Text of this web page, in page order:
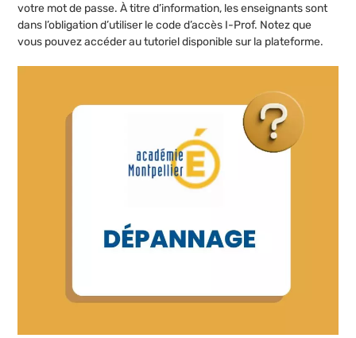
votre mot de passe. À titre d’information, les enseignants sont
dans l’obligation d’utiliser le code d’accès I-Prof. Notez que
vous pouvez accéder au tutoriel disponible sur la plateforme.